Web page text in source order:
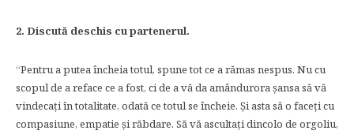
2. Discută deschis cu partenerul.
“Pentru a putea încheia totul, spune tot ce a rămas nespus. Nu cu
scopul de a reface ce a fost, ci de a vă da amândurora șansa să vă
vindecați în totalitate, odată ce totul se încheie. Și asta să o faceți cu
compasiune, empatie și răbdare. Să vă ascultați dincolo de orgoliu,